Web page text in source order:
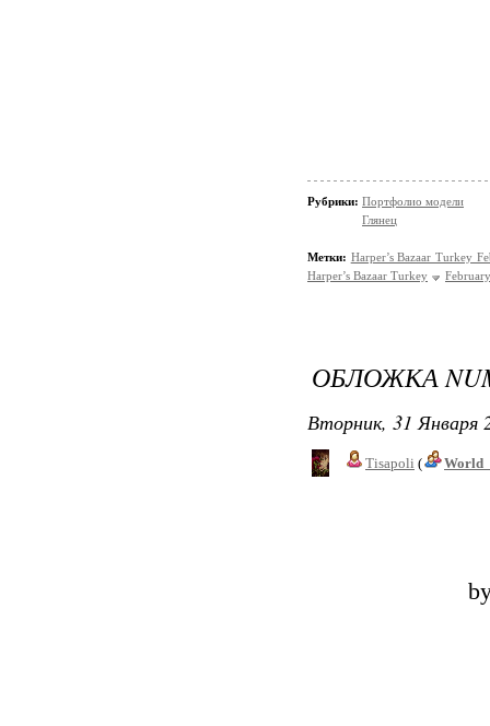
Рубрики: Портфолио модели
Глянец
Метки: Harper’s Bazaar Turkey
Harper’s Bazaar Turkey
ОБЛОЖКА
Вторник, 31 Января
Tisapoli (